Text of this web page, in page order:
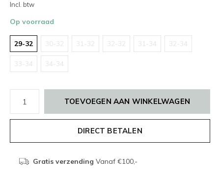
Incl. btw
Op voorraad
29-32 30-32 31-32 32-32 31-34 32-34
33-34 34-34
TOEVOEGEN AAN WINKELWAGEN
DIRECT BETALEN
Gratis verzending Vanaf €100,-